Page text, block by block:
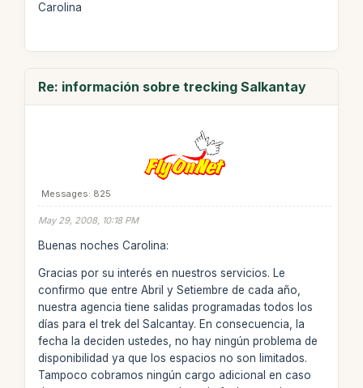
Carolina
Re: información sobre trecking Salkantay
Messages: 825
May 29, 2008, 10:18 PM
Buenas noches Carolina:
Gracias por su interés en nuestros servicios. Le
confirmo que entre Abril y Setiembre de cada año,
nuestra agencia tiene salidas programadas todos los
días para el trek del Salcantay. En consecuencia, la
fecha la deciden ustedes, no hay ningún problema de
disponibilidad ya que los espacios no son limitados.
Tampoco cobramos ningún cargo adicional en caso